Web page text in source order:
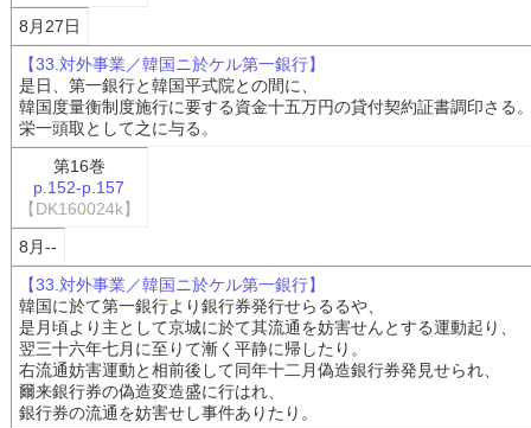
8月27日
【33.対外事業／韓国ニ於ケル第一銀行】
是日、第一銀行と韓国平式院との間に、
韓国度量衡制度施行に要する資金十五万円の貸付契約証書調印さる
栄一頭取として之に与る。
第16巻
p.152-p.157
【DK160024k】
8月--
【33.対外事業／韓国ニ於ケル第一銀行】
韓国に於て第一銀行より銀行券発行せらるるや、
是月頃より主として京城に於て其流通を妨害せんとする運動起り、
翌三十六年七月に至りて漸く平静に帰したり。
右流通妨害運動と相前後して同年十二月偽造銀行券発見せられ、
爾来銀行券の偽造変造盛に行はれ、
銀行券の流通を妨害せし事件ありたり。